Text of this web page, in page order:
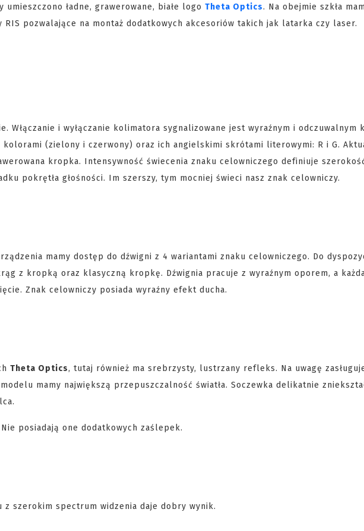
ładne, grawerowane, białe logo Theta Optics. Na obejmie szkła
pozwalające na montaż dodatkowych akcesoriów takich jak latarka czy laser.
Włączanie i wyłączanie kolimatora sygnalizowane jest wyraźnym i odczuwalnym
kolorami (zielony i czerwony) oraz ich angielskimi skrótami literowymi: R i G.
kropka. Intensywność świecenia znaku celowniczego definiuje
pokrętła głośności. Im szerszy, tym mocniej świeci nasz znak celowniczy.
mamy dostęp do dźwigni z 4 wariantami znaku celowniczego. Do
z kropką oraz klasyczną kropkę. Dźwignia pracuje z wyraźnym oporem, a
Znak celowniczy posiada wyraźny efekt ducha.
Theta Optics, tutaj również ma srebrzysty, lustrzany refleks. Na uwagę
mamy największą przepuszczalność światła. Soczewka delikatnie
Nie posiadają one dodatkowych zaślepek.
z szerokim spectrum widzenia daje dobry wynik.